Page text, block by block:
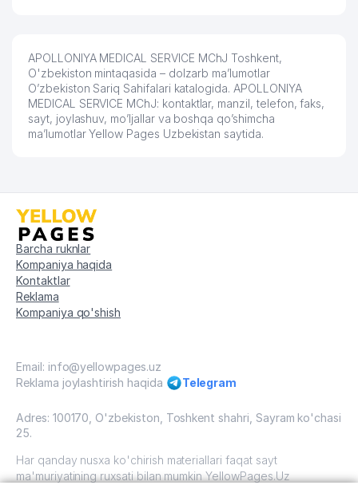
64
CREATIVE FINANCIAL SOLUTIONS
MChJ
65
NORTON LEGAL ADVOKATLIK
FIRMASI
244 м
68 GOFRA PROGRESS MChJ
69 TECHNOGEN MChJ
70
71
UZBEKISTAN-LATVIYA DO'STLIK
KENGASHI
73 DAYAKO MChJ
74
AVDET KRIM TATAR MILLIY
255 м
75
SLAVUTICH O'ZBEKISTON UKRAINA
MADANIYAT MARKAZI
258 м
APOLLONIYA MEDICAL SERVICE MChJ Toshkent,
O'zbekiston mintaqasida – dolzarb ma’lumotlar
O’zbekiston Sariq Sahifalari katalogida. APOLLONIYA
MEDICAL SERVICE MChJ: kontaktlar, manzil, telefon, faks,
sayt, joylashuv, mo’ljallar va boshqa qo’shimcha
ma’lumotlar Yellow Pages Uzbekistan saytida.
Barcha ruknlar
Kompaniya haqida
Kontaktlar
Reklama
Kompaniya qo'shish
Email: info@yellowpages.uz
Reklama joylashtirish haqida
Telegram
Adres: 100170, O'zbekiston, Toshkent shahri, Sayram ko'chasi
25.
Har qanday nusxa ko'chirish materiallari faqat sayt
ma'muriyatining ruxsati bilan mumkin YellowPages.Uz